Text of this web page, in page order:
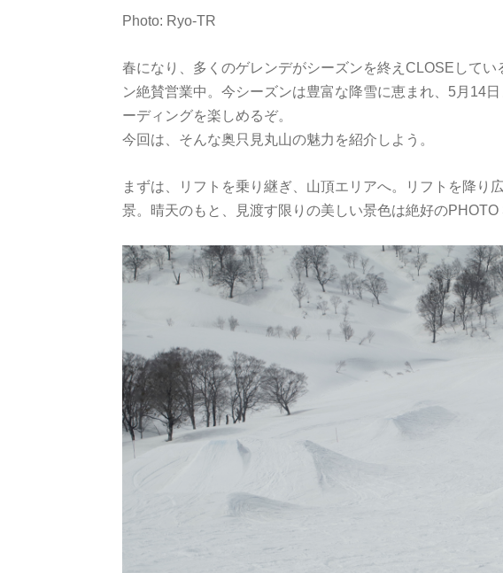
Photo: Ryo-TR
春になり、多くのゲレンデがシーズンを終えCLOSEして
ン絶賛営業中。今シーズンは豊富な降雪に恵まれ、5月14
ーディングを楽しめるぞ。
今回は、そんな奥只見丸山の魅力を紹介しよう。
まずは、リフトを乗り継ぎ、山頂エリアへ。リフトを降り
景。晴天のもと、見渡す限りの美しい景色は絶好のPHOTO